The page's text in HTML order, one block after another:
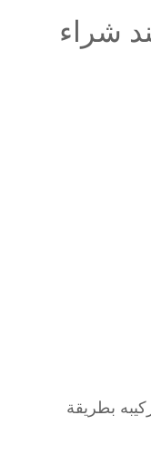
شراء
بطريقة